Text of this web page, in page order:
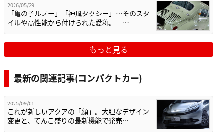
2026/05/29
「亀の子ルノー」「神風タクシー」…そのスタ
イルや高性能から付けられた愛称。 …
もっと見る
最新の関連記事(コンパクトカー)
2025/09/01
これが新しいアクアの「顔」。大胆なデザイン
変更と、てんこ盛りの最新機能で発売…